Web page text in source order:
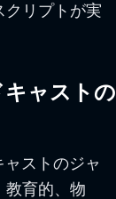
クリプトが実
ャストの
ストのジャ
教育的、物